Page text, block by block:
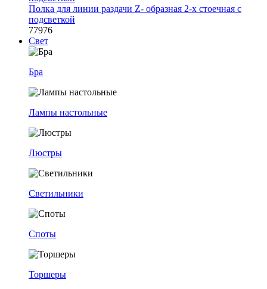
Полка для линии раздачи Z- образная 2-х стоечная с
подсветкой
77976
Свет
Бра
Лампы настольные
Люстры
Светильники
Споты
Торшеры